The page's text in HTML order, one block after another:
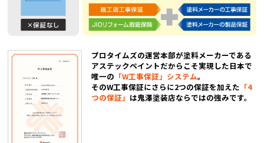
プロタイムズの運営本部が塗料メーカーである
アステックペイントだからこそ実現した日本で
唯一の 「W工事保証」システム。
そのW工事保証にさらに2つの保証を加えた 「4
つの保証」 は鬼澤塗装店ならではの強みです。